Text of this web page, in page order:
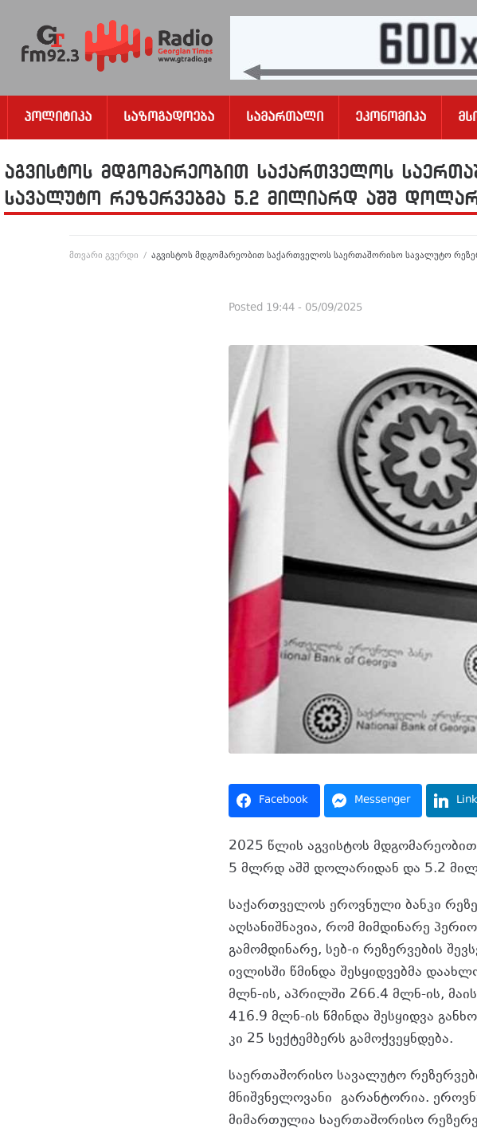
Პოლიტიკა Საზოგადოება Სამართალი Ეკონომიკა
აგვისტოს მდგომარეობით საქართველოს
სავალუტო რეზერვებმა 5.2 მილიარდ აშშ
მთვარი გვერდი / აგვისტოს მდგომარეობით საქართველოს საერთაშორისო სავალუტო
Posted 19:44 - 05/09/2025
Facebook Messenger
2025 წლის აგვისტოს
5 მლრდ აშშ დოლარიდან და 5.2
საქართველოს ეროვნული ბანკი
აღსანიშნავია, რომ მიმდინარე
გამომდინარე, სებ-ი რეზერვების
ივლისში წმინდა შესყიდვებმა
მლნ-ის, აპრილში 266.4 მლნ-ის,
416.9 მლნ-ის წმინდა შესყიდვა
კი 25 სექტემბერს გამოქვეყნდება.
საერთაშორისო სავალუტო
მნიშვნელოვანი გარანტორია.
მიმართულია საერთაშორისო